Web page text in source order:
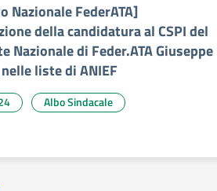
Nazionale FederATA]
della candidatura al CSPI del
Nazionale di Feder.ATA Giuseppe
liste di ANIEF
Albo Sindacale